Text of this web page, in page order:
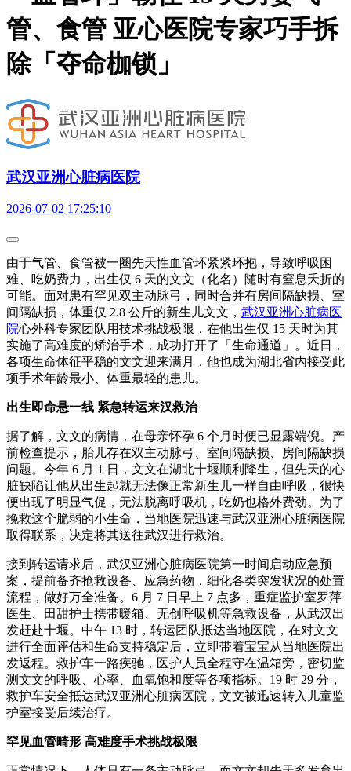
管、食管 亚心医院专家巧手拆
除「夺命枷锁」
武汉亚洲心脏病医院
2026-07-02 17:25:10
由于气管、食管被一圈先天性血管环紧紧环抱，导致呼吸困
难、吃奶费力，出生仅 6 天的文文（化名）随时有窒息夭折的
可能。面对患有罕见双主动脉弓，同时合并有房间隔缺损、室
间隔缺损，体重仅 2.8 公斤的新生儿文文， 武汉亚洲心脏病医
院心外科专家团队用技术挑战极限，在他出生仅 15 天时为其
实施了高难度的矫治手术，成功打开了「生命通道」。近日，
各项生命体征平稳的文文迎来满月，他也成为湖北省内接受此
项手术年龄最小、体重最轻的患儿。
出生即命悬一线 紧急转运来汉救治
据了解，文文的病情，在母亲怀孕 6 个月时便已显露端倪。产
前检查提示，胎儿存在双主动脉弓、室间隔缺损、房间隔缺损
问题。今年 6 月 1 日，文文在湖北十堰顺利降生，但先天的心
脏缺陷让他从出生起就无法像正常新生儿一样自由呼吸，很快
便出现了明显气促，无法脱离呼吸机，吃奶也格外费劲。为了
挽救这个脆弱的小生命，当地医院迅速与武汉亚洲心脏病医院
取得联系，决定将其送往武汉进行救治。
接到转运请求后，武汉亚洲心脏病医院第一时间启动应急预
案，提前备齐抢救设备、应急药物，细化各类突发状况的处置
流程，做好万全准备。6 月 7 日早上 7 点多，重症监护室罗萍
医生、田甜护士携带暖箱、无创呼吸机等急救设备，从武汉出
发赶赴十堰。中午 13 时，转运团队抵达当地医院，在对文文
进行全面评估和生命支持稳定后，立即带着宝宝从当地医院出
发返程。救护车一路疾驰，医护人员全程守在温箱旁，密切监
测文文的呼吸、心率、血氧饱和度等各项指标。19 时 29 分，
救护车安全抵达武汉亚洲心脏病医院，文文被迅速转入儿童监
护室接受后续治疗。
罕见血管畸形 高难度手术挑战极限